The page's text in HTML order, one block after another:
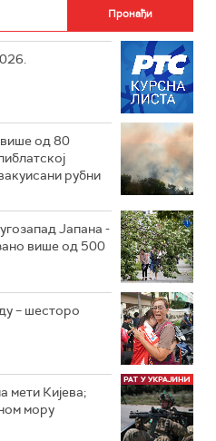
од 80
рубни
Јапана -
више од 500
– шесторо
мети Кијева;
мору